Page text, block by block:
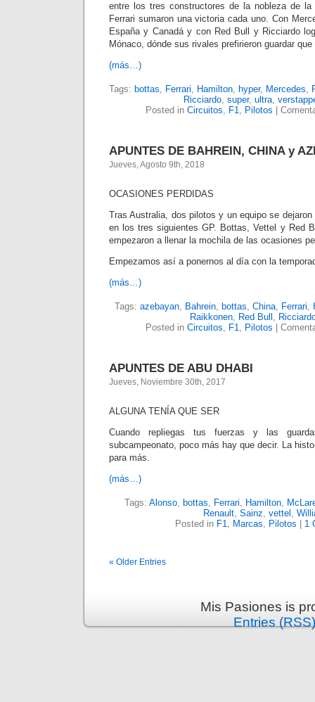
entre los tres constructores de la nobleza de
Ferrari sumaron una victoria cada uno. Con
España y Canadá y con Red Bull y Ricciardo
Mónaco, dónde sus rivales prefirieron guardar que
(más…)
Tags: bottas, Ferrari, Hamilton, hyper, Mercedes,
Ricciardo, super, ultra,
Posted in Circuitos, F1, Pilotos
APUNTES DE BAHREIN, CHINA y
Jueves, Agosto 9th, 2018
OCASIONES PERDIDAS
Tras Australia, dos pilotos y un equipo se
en los tres siguientes GP. Bottas, Vettel y Red
empezaron a llenar la mochila de las ocasiones
Empezamos así a ponernos al día con la
(más…)
Tags: azebayan, Bahrein, bottas, China, Ferrari,
Raikkonen, Red Bull ,
Posted in Circuitos, F1, Pilotos
APUNTES DE ABU DHABI
Jueves, Noviembre 30th, 2017
ALGUNA TENÍA QUE SER
Cuando repliegas tus fuerzas y las
subcampeonato, poco más hay que decir. La
para más.
(más…)
Tags: Alonso, bottas, Ferrari, Hamilton,
Renault, Sainz, vettel ,
Posted in F1, Marcas, Pilotos 1
« Older Entries
Mis Pasiones is
Entries (RSS)